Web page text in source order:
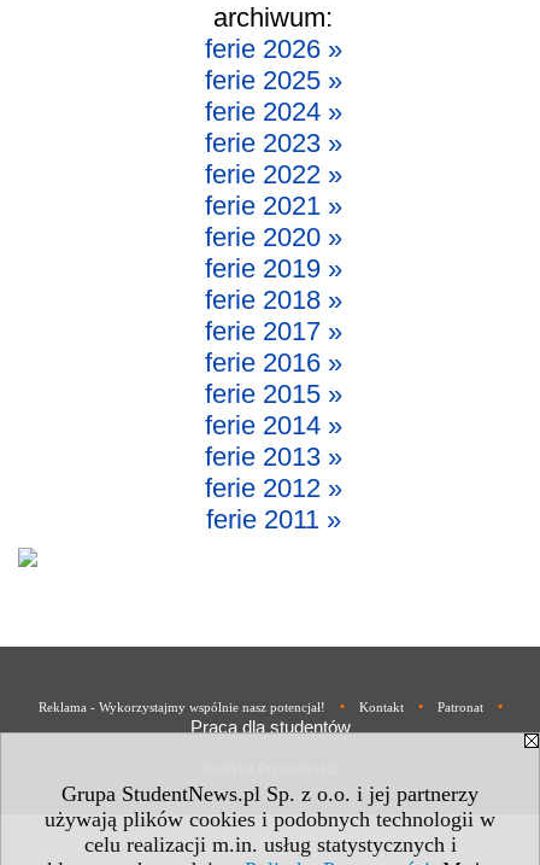
Grupa StudentNews.pl Sp. z o.o. i jej partnerzy
używają plików cookies i podobnych technologii w
celu realizacji m.in. usług statystycznych i
archiwum:
ferie 2026 »
ferie 2025 »
ferie 2024 »
ferie 2023 »
ferie 2022 »
ferie 2021 »
ferie 2020 »
ferie 2019 »
ferie 2018 »
ferie 2017 »
ferie 2016 »
ferie 2015 »
ferie 2014 »
ferie 2013 »
ferie 2012 »
ferie 2011 »
Reklama - Wykorzystajmy wspólnie nasz potencjał! • Kontakt • Patronat •
Praca dla studentów